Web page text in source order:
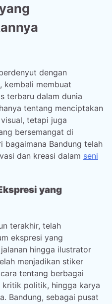
dengan
kembali membuat
terbaru dalam dunia
tentang menciptakan
tetapi juga
bersemangat di
bagaimana Bandung telah
dan kreasi dalam seni
yang
terakhir, telah
ekspresi yang
hingga ilustrator
menjadikan stiker
tentang berbagai
politik, hingga karya
Bandung, sebagai pusat